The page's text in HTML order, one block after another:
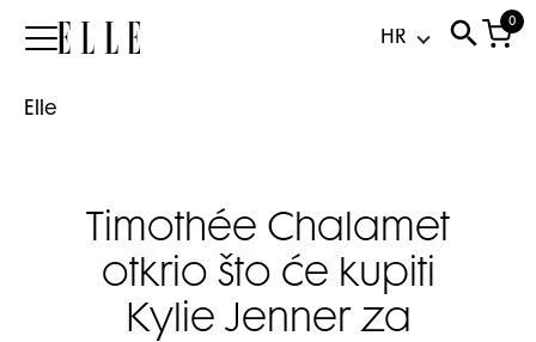
Elle
0
Elle
Timothée Chalamet
otkrio što će kupiti
Kylie Jenner za